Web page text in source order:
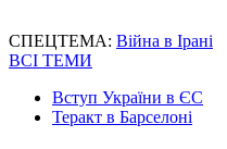
СПЕЦТЕМА: Війна в Ірані
ВСІ ТЕМИ
Вступ України в ЄС
Теракт в Барселоні